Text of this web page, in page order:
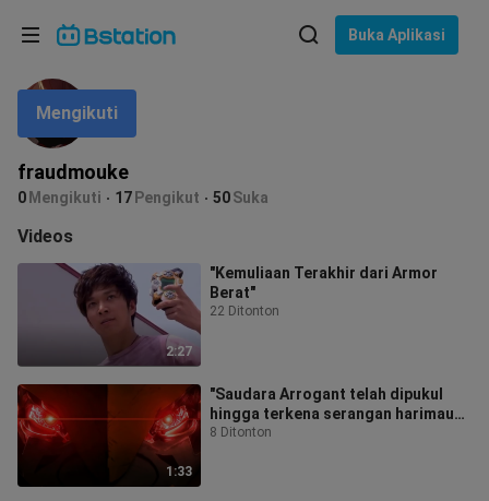
Buka Aplikasi
fraudmouke
0 Mengikuti 17 Pengikut 50Suka
Mengikuti
Videos
2:27
"Kemuliaan Terakhir dari Armor
Berat"
22 Ditonton
1:33
"Saudara Arrogant telah dipukul
hingga terkena serangan harimau
pertama oleh Storm Nebula Split!"
8 Ditonton
Bahasa: Bahasa Indonesia
Pilih bahasa
English
ภาษาไทย
Tiếng Việt
Bahasa Melayu